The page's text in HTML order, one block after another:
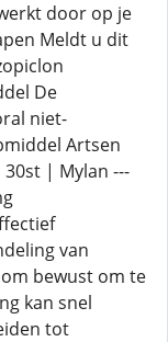
door op je
Meldt u dit
De
niet-
Artsen
| Mylan ---
van
bewust om te
kan snel
tot